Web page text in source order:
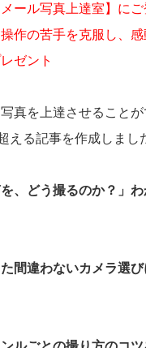
ール写真上達室】に
作の苦手を克服し、
ゼント
真を上達させること
える記事を作成しまし
、どう撮るのか？」
間違わないカメラ選